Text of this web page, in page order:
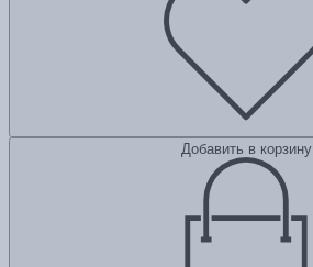
Добавить в корзину